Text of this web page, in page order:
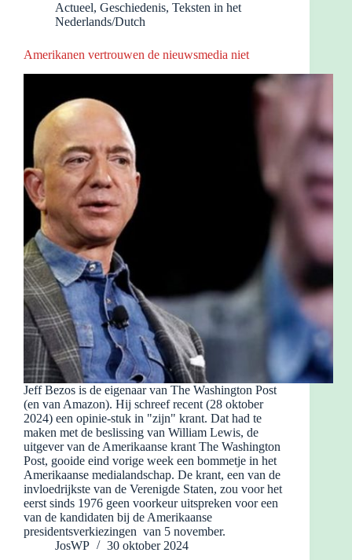
Actueel, Geschiedenis, Teksten in het
Nederlands/Dutch
Amerikanen vertrouwen de nieuwsmedia niet
Jeff Bezos is de eigenaar van The Washington Post
(en van Amazon). Hij schreef recent (28 oktober
2024) een opinie-stuk in "zijn" krant. Dat had te
maken met de beslissing van William Lewis, de
uitgever van de Amerikaanse krant The Washington
Post, gooide eind vorige week een bommetje in het
Amerikaanse medialandschap. De krant, een van de
invloedrijkste van de Verenigde Staten, zou voor het
eerst sinds 1976 geen voorkeur uitspreken voor een
van de kandidaten bij de Amerikaanse
presidentsverkiezingen van 5 november.
JosWP
30 oktober 2024